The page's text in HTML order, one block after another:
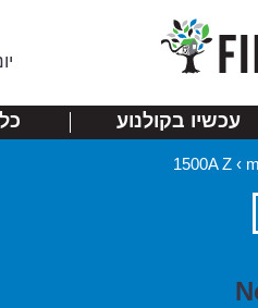
עכשיו בקולנוע
›
1500A Z